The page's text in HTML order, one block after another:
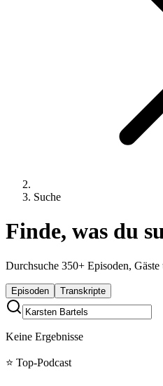
Suche
Finde, was du
Durchsuche 350+ Episoden,
Episoden Transkripte
Keine Ergebnisse
⭐ Top-Podcast